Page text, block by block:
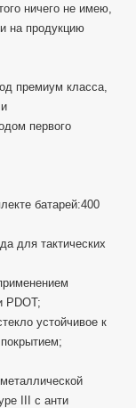
ничего не имею,
на продукцию
премиум класса,
первого
батарей:400
для тактических
PDOT;
устойчивое к
III с анти